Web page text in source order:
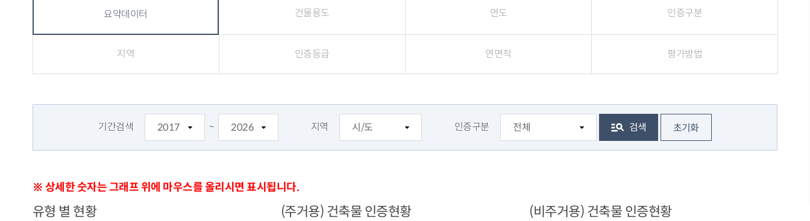
요약데이터 건물용도 연도 인증구분
지역 인증등급 연면적 평가방법
기간검색 ~ 지역 인증구분 검색 초기화
※ 상세한 숫자는 그래프 위에 마우스를 올리시면 표시됩니다.
유형 별 현황 (주거용) 건축물 인증현황 (비주거용) 건축물 인증현황